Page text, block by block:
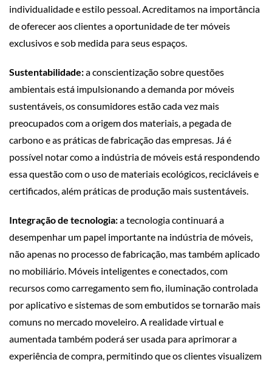
individualidade e estilo pessoal. Acreditamos na importância
de oferecer aos clientes a oportunidade de ter móveis
exclusivos e sob medida para seus espaços.
Sustentabilidade:a conscientização sobre questões
ambientais está impulsionando a demanda por móveis
sustentáveis, os consumidores estão cada vez mais
preocupados com a origem dos materiais, a pegada de
carbono e as práticas de fabricação das empresas. Já é
possível notar como a indústria de móveis está respondendo
essa questão com o uso de materiais ecológicos, recicláveis ​​e
certificados, além práticas de produção mais sustentáveis.
Integração de tecnologia:a tecnologia continuará a
desempenhar um papel importante na indústria de móveis,
não apenas no processo de fabricação, mas também aplicado
no mobiliário. Móveis inteligentes e conectados, com
recursos como carregamento sem fio, iluminação controlada
por aplicativo e sistemas de som embutidos se tornarão mais
comuns no mercado moveleiro. A realidade virtual e
aumentada também poderá ser usada para aprimorar a
experiência de compra, permitindo que os clientes visualizem